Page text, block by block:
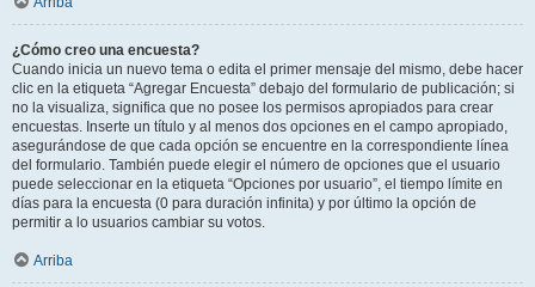
¿Cómo creo una encuesta?
Cuando inicia un nuevo tema o edita el primer mensaje del mismo, debe hacer
clic en la etiqueta “Agregar Encuesta” debajo del formulario de publicación; si
no la visualiza, significa que no posee los permisos apropiados para crear
encuestas. Inserte un título y al menos dos opciones en el campo apropiado,
asegurándose de que cada opción se encuentre en la correspondiente línea
del formulario. También puede elegir el número de opciones que el usuario
puede seleccionar en la etiqueta “Opciones por usuario”, el tiempo límite en
días para la encuesta (0 para duración infinita) y por último la opción de
permitir a lo usuarios cambiar su votos.
Arriba